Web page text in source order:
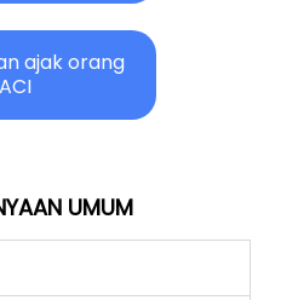
ajak orang
UMUM